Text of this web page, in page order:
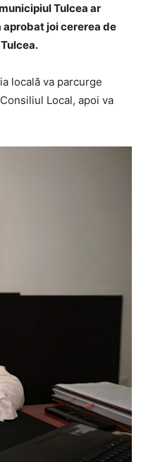
Tulcea ar
joi cererea de
locală va parcurge
Local, apoi va